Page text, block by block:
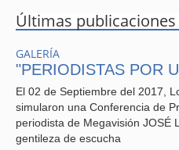
Últimas
GALERÍA
"PERIODISTAS POR
El 02 de Septiembre del 2017,
simularon una Conferencia de
periodista de Megavisión JOSÉ
gentileza de escucha